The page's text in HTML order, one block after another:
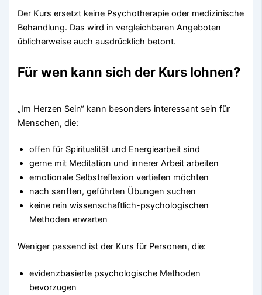
Der Kurs ersetzt keine Psychotherapie oder medizinische
Behandlung. Das wird in vergleichbaren Angeboten
üblicherweise auch ausdrücklich betont.
Für wen kann sich der Kurs lohnen?
„Im Herzen Sein“ kann besonders interessant sein für
Menschen, die:
offen für Spiritualität und Energiearbeit sind
gerne mit Meditation und innerer Arbeit arbeiten
emotionale Selbstreflexion vertiefen möchten
nach sanften, geführten Übungen suchen
keine rein wissenschaftlich-psychologischen
Methoden erwarten
Weniger passend ist der Kurs für Personen, die:
evidenzbasierte psychologische Methoden
bevorzugen